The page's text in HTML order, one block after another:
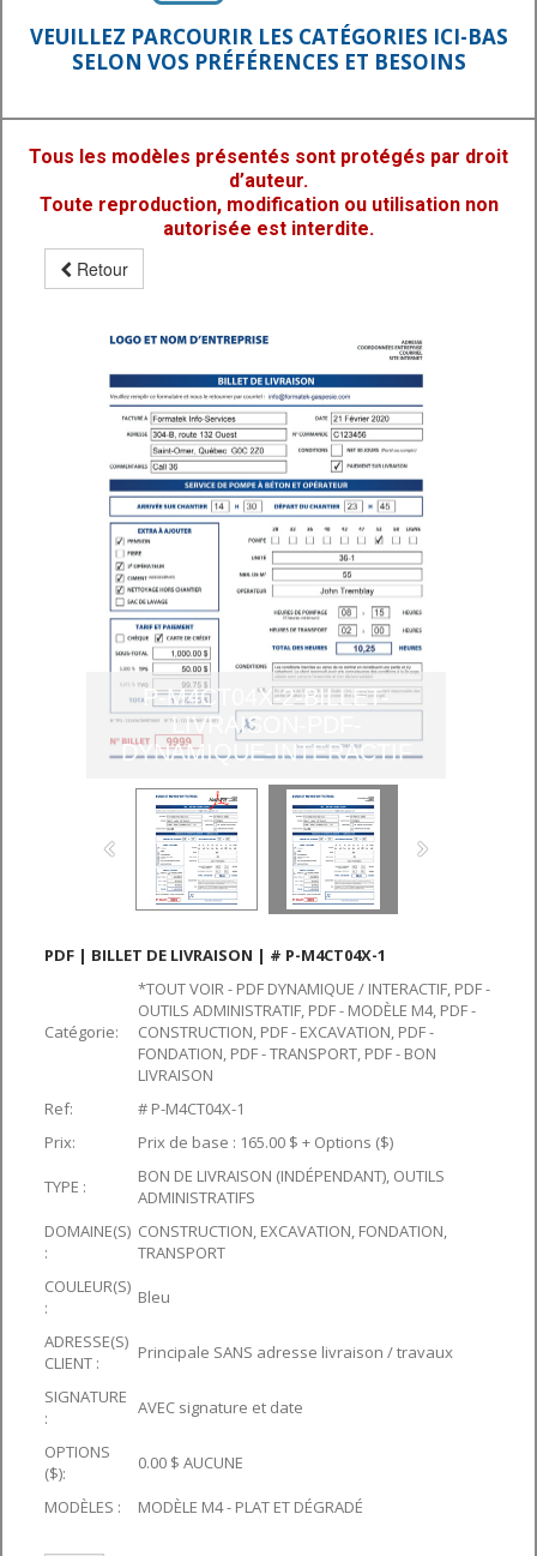
VEUILLEZ PARCOURIR LES CATÉGORIES ICI-BAS
SELON VOS PRÉFÉRENCES ET BESOINS
Tous les modèles présentés sont protégés par droit
d’auteur.
Toute reproduction, modification ou utilisation non
autorisée est interdite.
Retour
P-M4CT04X-2-BILLET-
LIVRAISON-PDF-
DYNAMIQUE-INTERACTIF
PDF | BILLET DE LIVRAISON | # P-M4CT04X-1
Catégorie:
*TOUT VOIR - PDF DYNAMIQUE / INTERACTIF, PDF -
OUTILS ADMINISTRATIF, PDF - MODÈLE M4, PDF -
CONSTRUCTION, PDF - EXCAVATION, PDF -
FONDATION, PDF - TRANSPORT, PDF - BON
LIVRAISON
Ref:
# P-M4CT04X-1
Prix:
Prix de base : 165.00 $ + Options ($)
TYPE :
BON DE LIVRAISON (INDÉPENDANT), OUTILS
ADMINISTRATIFS
DOMAINE(S)
:
CONSTRUCTION, EXCAVATION, FONDATION,
TRANSPORT
COULEUR(S)
:
Bleu
ADRESSE(S)
CLIENT :
Principale SANS adresse livraison / travaux
SIGNATURE
:
AVEC signature et date
OPTIONS
($):
0.00 $ AUCUNE
MODÈLES : MODÈLE M4 - PLAT ET DÉGRADÉ